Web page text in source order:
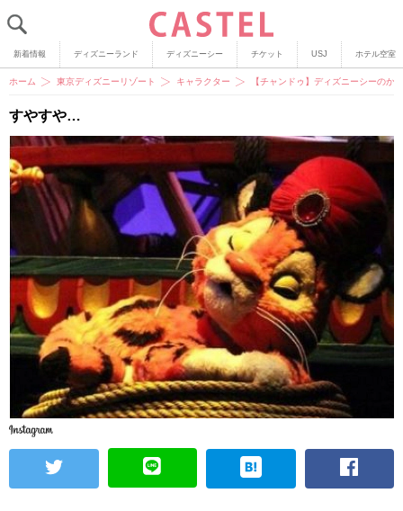
新着情報 ディズニーランド ディズニーシー チケット USJ ホテル空室
ホーム 東京ディズニーリゾート キャラクター 【チャンドゥ】ディズニーシーのか
すやすや…